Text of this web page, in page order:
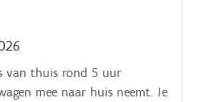
van thuis rond 5 uur
mee naar huis neemt. Je